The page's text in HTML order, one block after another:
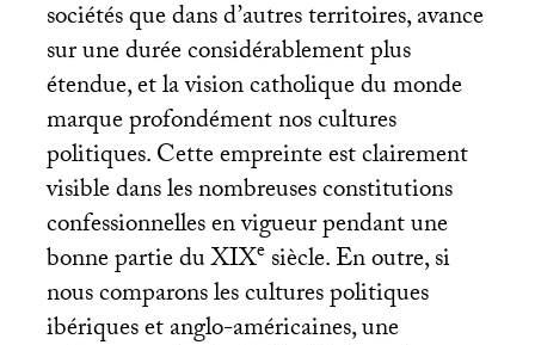
sociétés que dans d’autres territoires, avance
sur une durée considérablement plus
étendue, et la vision catholique du monde
marque profondément nos cultures
politiques. Cette empreinte est clairement
visible dans les nombreuses constitutions
confessionnelles en vigueur pendant une
bonne partie duXIXesiècle. En outre, si
nous comparons les cultures politiques
ibériques et anglo-américaines, une